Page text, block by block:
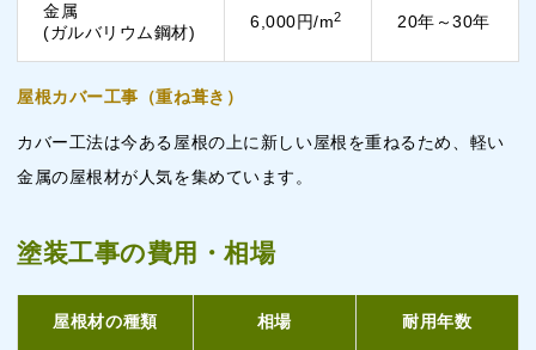
金属
(ガルバリウム鋼材)
6,000円/m2 20年～30年
屋根カバー工事（重ね葺き）
カバー工法は今ある屋根の上に新しい屋根を重ねるため、軽い
金属の屋根材が人気を集めています。
塗装工事の費用・相場
屋根材の種類 相場 耐用年数